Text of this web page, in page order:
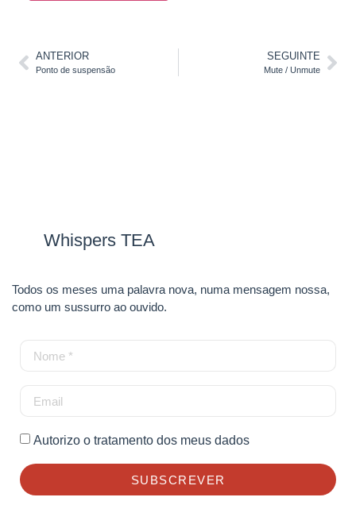
ANTERIOR
Ponto de suspensão
SEGUINTE
Mute / Unmute
Whispers TEA
Todos os meses uma palavra nova, numa mensagem nossa,
como um sussurro ao ouvido.
Autorizo o tratamento dos meus dados
SUBSCREVER